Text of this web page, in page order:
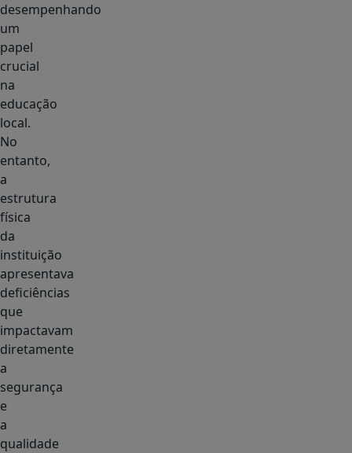
desempenhando
um
papel
crucial
na
educação
local.
No
entanto,
a
estrutura
física
da
instituição
apresentava
deficiências
que
impactavam
diretamente
a
segurança
e
a
qualidade